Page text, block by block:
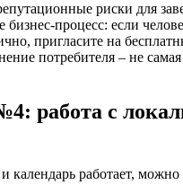
риски для
процесс: если
пригласите на
потребителя – не самая
работа с
и календарь работает,